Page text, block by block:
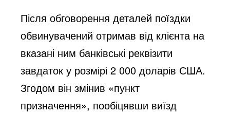
Після обговорення деталей поїздки
обвинувачений отримав від клієнта на
вказані ним банківські реквізити
завдаток у розмірі 2 000 доларів США.
Згодом він змінив «пункт
призначення», пообіцявши виїзд